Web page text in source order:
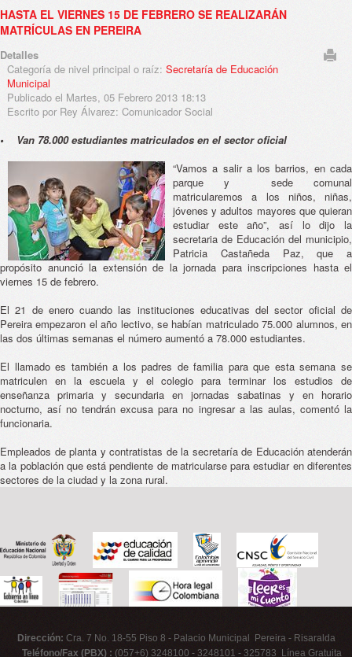
HASTA EL VIERNES 15 DE FEBRERO SE REALIZARÁN
MATRÍCULAS EN PEREIRA
Detalles
Categoría de nivel principal o raíz: Secretaría de Educación
Municipal
Publicado el Martes, 05 Febrero 2013 18:13
Escrito por Rey Álvarez: Comunicador Social
• Van 78.000 estudiantes matriculados en el sector oficial
“Vamos a salir a los barrios, en cada
parque y sede comunal
matricularemos a los niños, niñas,
jóvenes y adultos mayores que quieran
estudiar este año”, así lo dijo la
secretaria de Educación del municipio,
Patricia Castañeda Paz, que a
propósito anunció la extensión de la jornada para inscripciones hasta el
viernes 15 de febrero.
El 21 de enero cuando las instituciones educativas del sector oficial de
Pereira empezaron el año lectivo, se habían matriculado 75.000 alumnos, en
las dos últimas semanas el número aumentó a 78.000 estudiantes.
El llamado es también a los padres de familia para que esta semana se
matriculen en la escuela y el colegio para terminar los estudios de
enseñanza primaria y secundaria en jornadas sabatinas y en horario
nocturno, así no tendrán excusa para no ingresar a las aulas, comentó la
funcionaria.
Empleados de planta y contratistas de la secretaría de Educación atenderán
a la población que está pendiente de matricularse para estudiar en diferentes
sectores de la ciudad y la zona rural.
Dirección: Cra. 7 No. 18-55 Piso 8 - Palacio Municipal Pereira - Risaralda
Teléfono/Fax (PBX) : (057+6) 3248100 - 3248101 - 325783 Línea Gratuita